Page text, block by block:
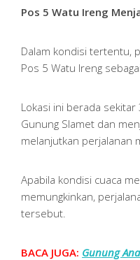
Pos 5 Watu Ireng
Dalam kondisi tertentu,
Pos 5 Watu Ireng
Lokasi ini berada
Gunung Slamet dan
melanjutkan perjalanan
Apabila kondisi cuaca
memungkinkan,
tersebut.
BACA JUGA: Gunung